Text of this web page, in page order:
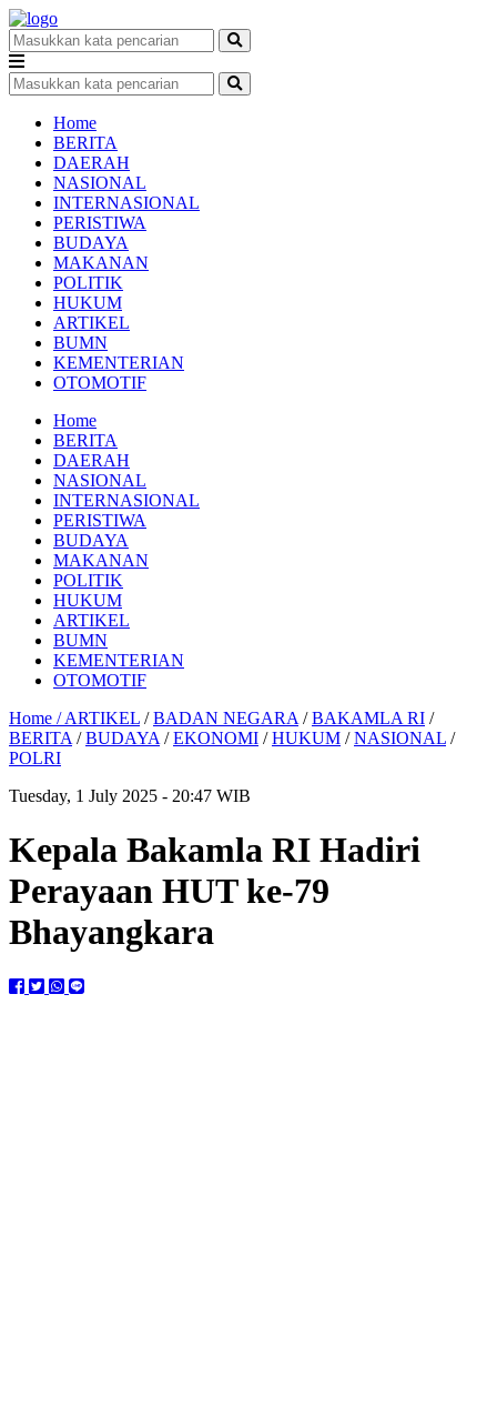
Home
BERITA
DAERAH
NASIONAL
INTERNASIONAL
PERISTIWA
BUDAYA
MAKANAN
POLITIK
HUKUM
ARTIKEL
BUMN
KEMENTERIAN
OTOMOTIF
Home
BERITA
DAERAH
NASIONAL
INTERNASIONAL
PERISTIWA
BUDAYA
MAKANAN
POLITIK
HUKUM
ARTIKEL
BUMN
KEMENTERIAN
OTOMOTIF
Home /ARTIKEL /BADAN NEGARA /BAKAMLA RI /
BERITA /BUDAYA /EKONOMI /HUKUM /NASIONAL /
POLRI
Tuesday, 1 July 2025 - 20:47 WIB
Kepala Bakamla RI Hadiri
Perayaan HUT ke-79
Bhayangkara